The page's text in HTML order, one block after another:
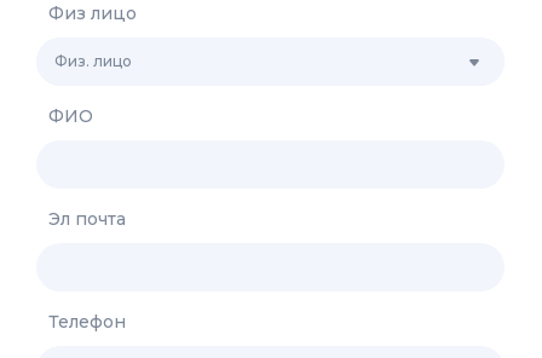
Физ лицо
ФИО
Эл почта
Телефон